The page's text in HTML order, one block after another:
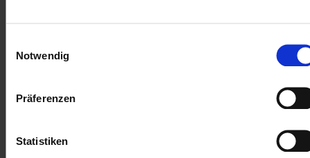
Notwendig
Präferenzen
Statistiken
hinsichtlich der Prävention und Verlaufs